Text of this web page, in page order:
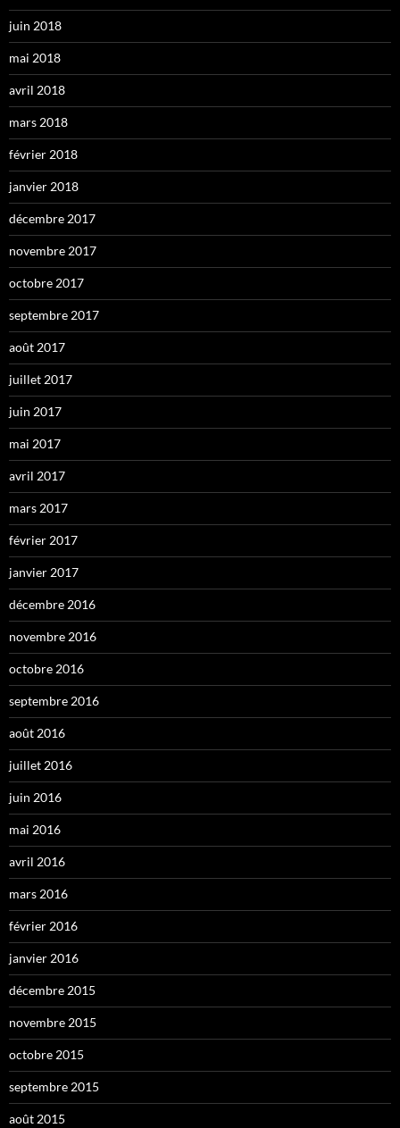
juin 2018
mai 2018
avril 2018
mars 2018
février 2018
janvier 2018
décembre 2017
novembre 2017
octobre 2017
septembre 2017
août 2017
juillet 2017
juin 2017
mai 2017
avril 2017
mars 2017
février 2017
janvier 2017
décembre 2016
novembre 2016
octobre 2016
septembre 2016
août 2016
juillet 2016
juin 2016
mai 2016
avril 2016
mars 2016
février 2016
janvier 2016
décembre 2015
novembre 2015
octobre 2015
septembre 2015
août 2015